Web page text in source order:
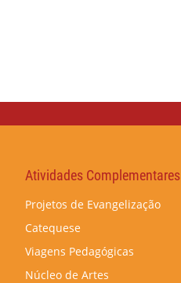
Atividades Complementares
Projetos de Evangelização
Catequese
Viagens Pedagógicas
Núcleo de Artes